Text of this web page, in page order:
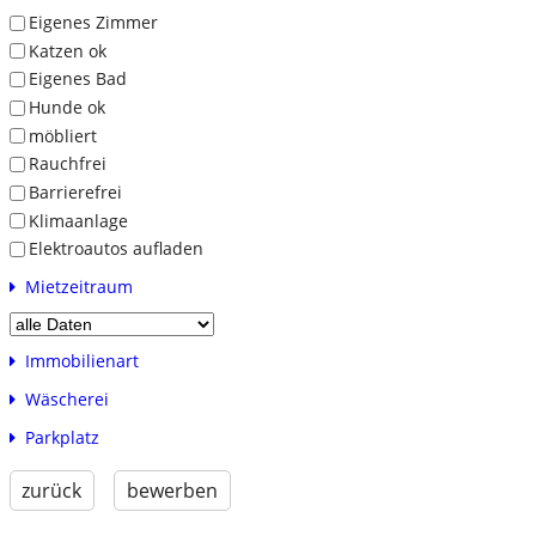
Eigenes Zimmer
Katzen ok
Eigenes Bad
Hunde ok
möbliert
Rauchfrei
Barrierefrei
Klimaanlage
Elektroautos aufladen
Mietzeitraum
Immobilienart
Wäscherei
Parkplatz
zurück bewerben